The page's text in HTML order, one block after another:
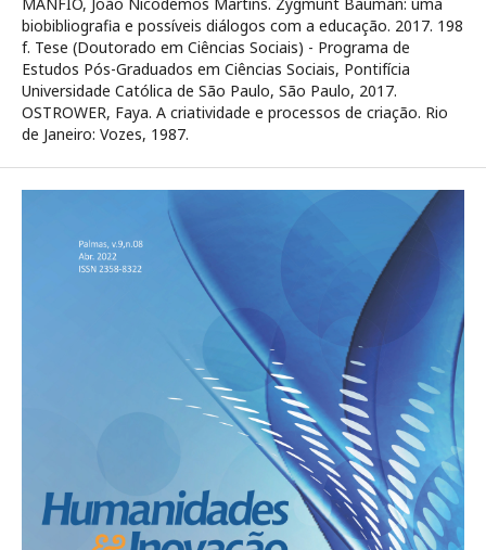
biobibliografia e possíveis diálogos com a educação. 2017. 198
f. Tese (Doutorado em Ciências Sociais) - Programa de
Estudos Pós-Graduados em Ciências Sociais, Pontifícia
Universidade Católica de São Paulo, São Paulo, 2017.
OSTROWER, Faya. A criatividade e processos de criação. Rio
de Janeiro: Vozes, 1987.